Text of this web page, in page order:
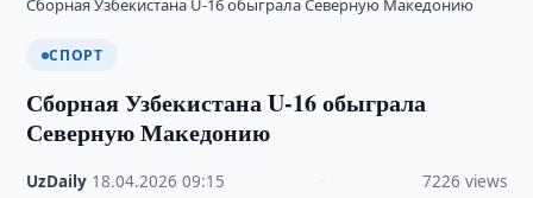
Сборная Узбекистана U-16 обыграла Северную Македонию
СПОРТ
Сборная Узбекистана U-16 обыграла
Северную Македонию
UzDaily 18.04.2026 ·09:15 7226 views